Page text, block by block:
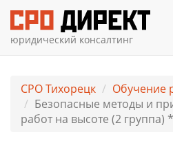
юридический консалтинг
СРО Тихорецк
Обучение
Безопасные методы и
работ на высоте (2 группа)